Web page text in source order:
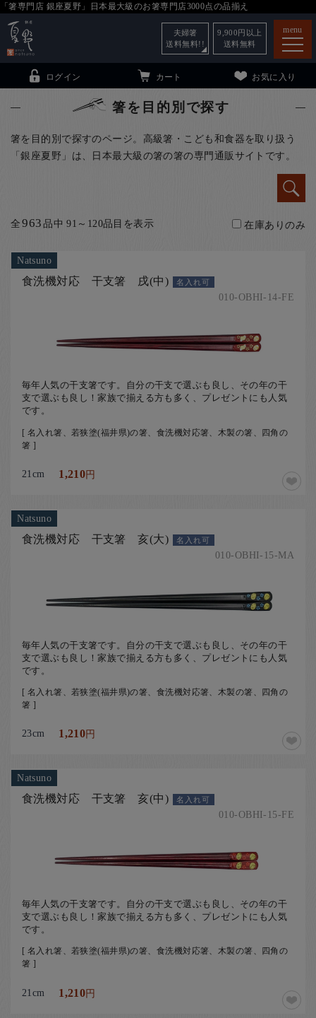
「箸専門店 銀座夏野」日本最大級のお箸専門店3000点の品揃え
menu
ご利用ガイド
店舗紹介
お知らせ
English
ログイン カート お気に入り
夫婦箸
送料無料!!
9,900 円以上
送料無料
箸を目的別で探す
箸を目的別で探すのページ。高級箸・こども和食器を取り扱う
「銀座夏野」は、日本最大級の箸の箸の専門通販サイトです。
全963品中 91～120品目を表示 在庫ありのみ
Natsuno
食洗機対応 干支箸 戌(中) 名入れ可
010-OBHI-14-FE
毎年人気の干支箸です。自分の干支で選ぶも良し、その年の干
支で選ぶも良し！家族で揃える方も多く、プレゼントにも人気
です。
[ 名入れ箸、若狭塗(福井県)の箸、食洗機対応箸、木製の箸、四角の
箸 ]
21cm 1,210円
Natsuno
食洗機対応 干支箸 亥(大) 名入れ可
010-OBHI-15-MA
毎年人気の干支箸です。自分の干支で選ぶも良し、その年の干
支で選ぶも良し！家族で揃える方も多く、プレゼントにも人気
です。
[ 名入れ箸、若狭塗(福井県)の箸、食洗機対応箸、木製の箸、四角の
箸 ]
23cm 1,210円
Natsuno
食洗機対応 干支箸 亥(中) 名入れ可
010-OBHI-15-FE
毎年人気の干支箸です。自分の干支で選ぶも良し、その年の干
支で選ぶも良し！家族で揃える方も多く、プレゼントにも人気
です。
[ 名入れ箸、若狭塗(福井県)の箸、食洗機対応箸、木製の箸、四角の
箸 ]
21cm 1,210円